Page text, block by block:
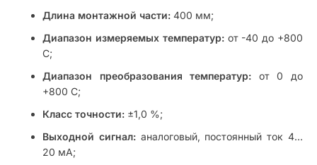
Длина монтажной части: 400 мм;
Диапазон измеряемых температур:от -40 до +800
C;
Диапазон преобразования температур: от 0 до
+800 C;
Класс точности: ±1,0 %;
Выходной сигнал:аналоговый, постоянный ток 4…
20 мА;